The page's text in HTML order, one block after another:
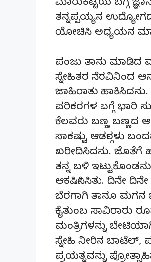
ಮಾರುಕಟ್ಟೆಯ ಬಗ್ಗೆ
ತನ್ನಪ್ಪಯ್ಯನ
ಯೋಚಿಸಿ ಅಧ್ಯಯನ
ಪಂಜು ತಾನು ಮಾಡಿದ
ಸ್ನೇಹಿತರ ನೆರವಿನಿಂದ
ಜಾಹಿರಾತು
ಪರಿಕರಗಳ ಬಗ್ಗೆ ಭಾರಿ
ಕೆಲವರು ಬಣ್ಣ ಬಣ್ಣದ
ಸಾಕಷ್ಟು ಆರ್ಡರ್‍ಗಳು
ಖರೀದಿಸಿದನು. ಜೊತೆಗೆ
ತನ್ನ ಬಳಿ
ಆಕರ್ಷಿಸಿಸಿತು. ದಿನೇ
ಬೆರಗಾಗಿ ತಾನೂ
ಕೈತುಂಬ ಸಾವಿರಾರು
ಮಂತ್ರಿಗಳನ್ನು
ಸ್ನೇಹಿ ನೀರಿನ ಬಾಟೆಲ್,
ಪ್ರಯತ್ನವನ್ನು